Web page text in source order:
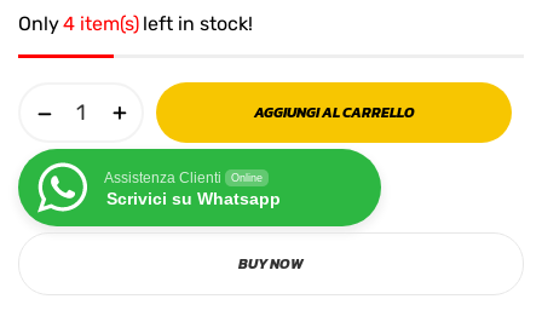
Only4 item(s) left in stock!
AGGIUNGI AL CARRELLO
Assistenza Clienti Online
Scrivici su Whatsapp
BUY NOW